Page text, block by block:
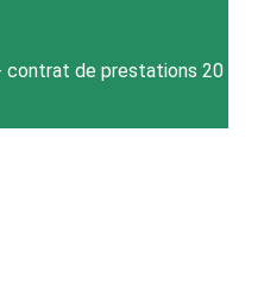
contrat de prestations 20